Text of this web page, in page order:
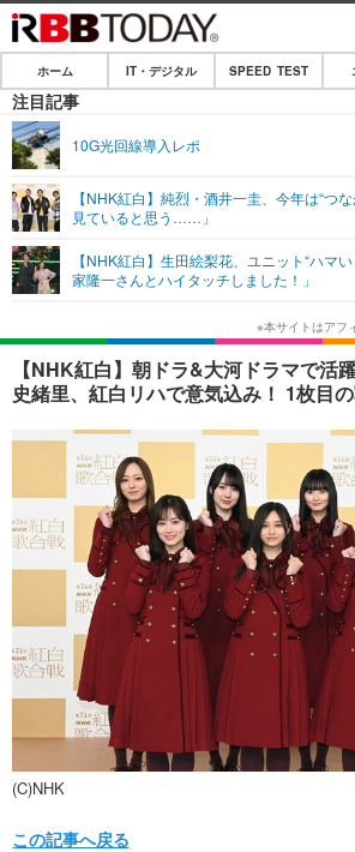
ホーム
IT・デジタル
ネタ
ショッピング
SPEED TEST
エンタメ
エンタメTOP
音楽
ショッピング
ライフ
ライフTOP
ペット
その他
リリース一覧
プッシュ通知の停止方法
ホーム IT・デジタル SPEED TEST
注目記事
10G光回線導入レポ
【NHK紅白】純烈・酒井一圭、今年は“つ
見ていると思う……」
【NHK紅白】生田絵梨花、ユニット“ハマ
家隆一さんとハイタッチしました！」
【NHK紅白】朝ドラ&大河ドラマで活
史緒里、紅白リハで意気込み！ 1枚目
(C)NHK
この記事へ戻る